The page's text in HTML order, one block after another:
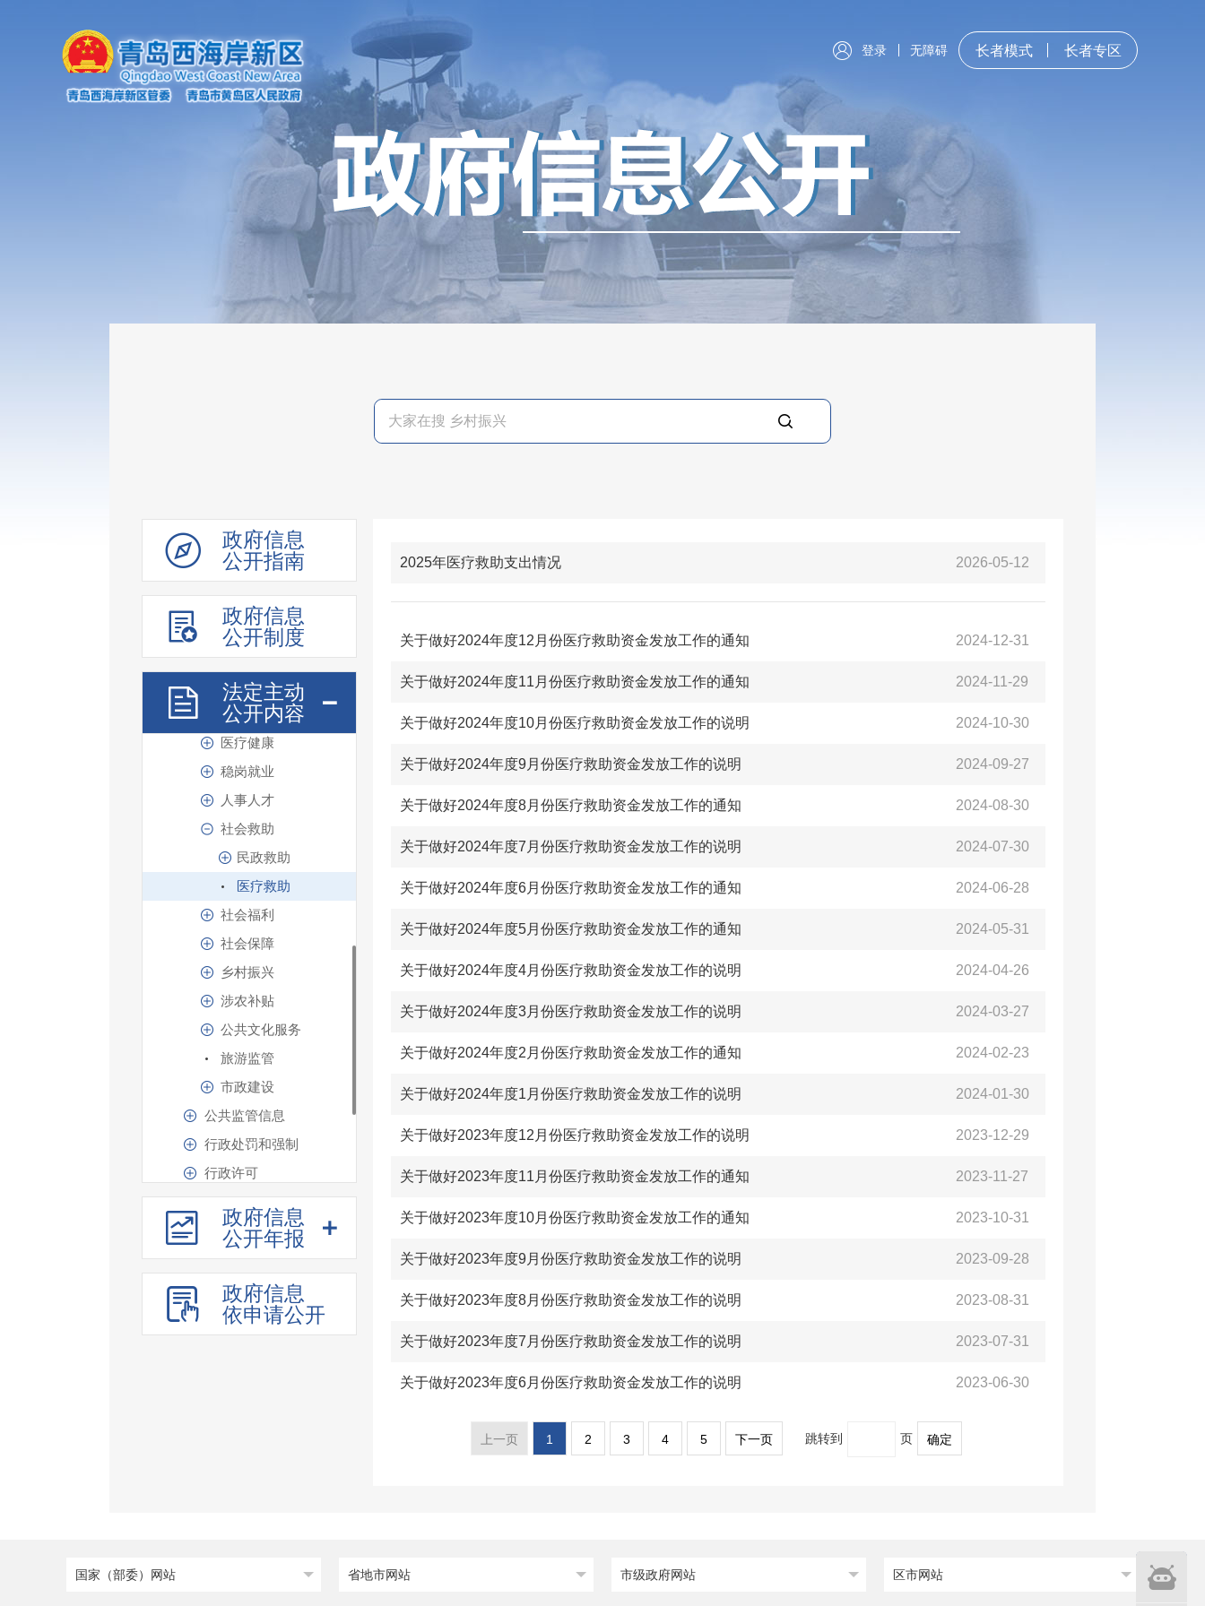
登录 无障碍 长者模式 长者专区
政府信息
公开指南
政府信息
公开制度
法定主动
公开内容
权责清单
信用信息“双公示”
价格与收费
重大建设项目
公共资源配置
社会公益事业
教育体育
医疗健康
稳岗就业
人事人才
社会救助
民政救助
医疗救助
社会福利
社会保障
乡村振兴
涉农补贴
公共文化服务
旅游监管
市政建设
公共监管信息
行政处罚和强制
行政许可
其他管理服务
招投标行政监督责任清
建议提案办理
重大行政决策
公务员招考
政府信息
公开年报
政府信息
依申请公开
2025年医疗救助支出情况 2026-05-12
关于做好2024年度12月份医疗救助资金发放工作的通知 2024-12-31
关于做好2024年度11月份医疗救助资金发放工作的通知 2024-11-29
关于做好2024年度10月份医疗救助资金发放工作的说明 2024-10-30
关于做好2024年度9月份医疗救助资金发放工作的说明 2024-09-27
关于做好2024年度8月份医疗救助资金发放工作的通知 2024-08-30
关于做好2024年度7月份医疗救助资金发放工作的说明 2024-07-30
关于做好2024年度6月份医疗救助资金发放工作的通知 2024-06-28
关于做好2024年度5月份医疗救助资金发放工作的通知 2024-05-31
关于做好2024年度4月份医疗救助资金发放工作的说明 2024-04-26
关于做好2024年度3月份医疗救助资金发放工作的说明 2024-03-27
关于做好2024年度2月份医疗救助资金发放工作的通知 2024-02-23
关于做好2024年度1月份医疗救助资金发放工作的说明 2024-01-30
关于做好2023年度12月份医疗救助资金发放工作的说明 2023-12-29
关于做好2023年度11月份医疗救助资金发放工作的通知 2023-11-27
关于做好2023年度10月份医疗救助资金发放工作的通知 2023-10-31
关于做好2023年度9月份医疗救助资金发放工作的说明 2023-09-28
关于做好2023年度8月份医疗救助资金发放工作的说明 2023-08-31
关于做好2023年度7月份医疗救助资金发放工作的说明 2023-07-31
关于做好2023年度6月份医疗救助资金发放工作的说明 2023-06-30
上一页 1 2 3 4 5 跳转到 页 确定
下一页
国家（部委）网站 省地市网站 市级政府网站 区市网站
智能
问答